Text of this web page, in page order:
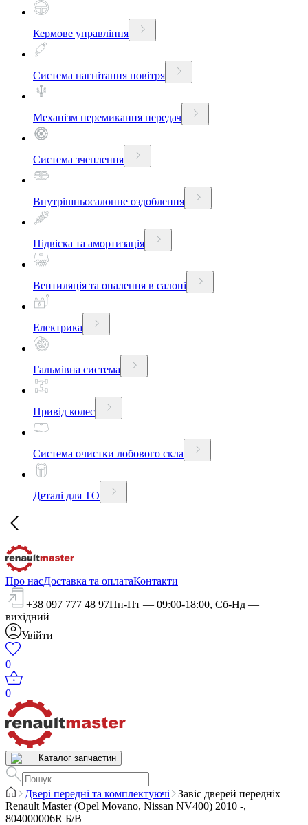
Кермове управління
Система нагнітання повітря
Механізм перемикання передач
Система зчеплення
Внутрішньосалонне оздоблення
Підвіска та амортизація
Вентиляція та опалення в салоні
Електрика
Гальмівна система
Привід колес
Система очистки лобового скла
Деталі для ТО
Про насДоставка та оплатаКонтакти
+38 097 777 48 97Пн-Пт — 09:00-18:00, Сб-Нд —
вихідний
Увійти
0
0
Каталог запчастин
Двері передні та комплектуючі
Завіс дверей передніх
Renault Master (Opel Movano, Nissan NV400) 2010 -,
804000006R Б/В